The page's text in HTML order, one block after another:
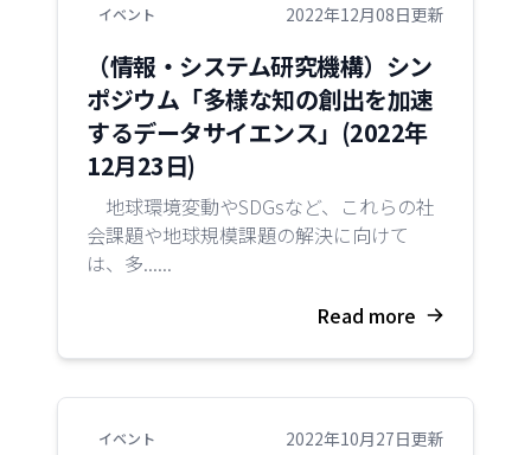
イベント 2022年12月08日更新
（情報・システム研究機構）シン
ポジウム「多様な知の創出を加速
するデータサイエンス」(2022年
12月23日)
地球環境変動やSDGsなど、これらの社
会課題や地球規模課題の解決に向けて
は、多......
Read more
イベント 2022年10月27日更新